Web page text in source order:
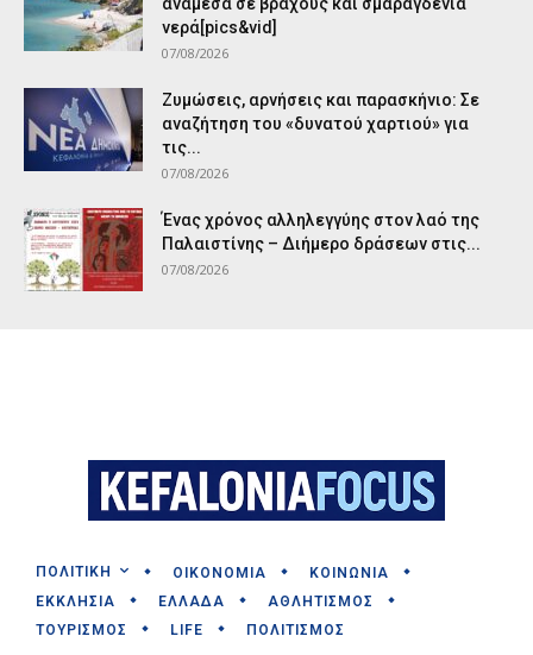
ανάμεσα σε βράχους και σμαραγδένια
νερά[pics&vid]
07/08/2026
Ζυμώσεις, αρνήσεις και παρασκήνιο: Σε
αναζήτηση του «δυνατού χαρτιού» για
τις...
07/08/2026
Ένας χρόνος αλληλεγγύης στον λαό της
Παλαιστίνης – Διήμερο δράσεων στις...
07/08/2026
ΠΟΛΙΤΙΚΗ ΟΙΚΟΝΟΜΙΑ
ΚΟΙΝΩΝΙΑ
ΕΚΚΛΗΣΙΑ
ΕΛΛΑΔΑ
ΑΘΛΗΤΙΣΜΟΣ
ΤΟΥΡΙΣΜΟΣ
LIFE ΠΟΛΙΤΙΣΜΟΣ